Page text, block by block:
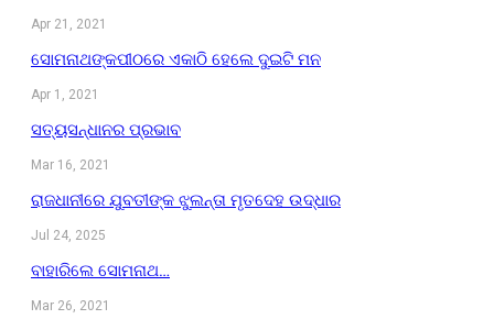
Apr 21, 2021
ସୋମନାଥଙ୍କପୀଠରେ ଏକାଠି ହେଲେ ଦୁଇଟି ମନ
Apr 1, 2021
ସତ୍ୟସନ୍ଧାନର ପ୍ରଭାବ
Mar 16, 2021
ରାଜଧାନୀରେ ଯୁବତୀଙ୍କ ଝୁଲନ୍ତା ମୃତଦେହ ଉଦ୍ଧାର
Jul 24, 2025
ବାହାରିଲେ ସୋମନାଥ…
Mar 26, 2021